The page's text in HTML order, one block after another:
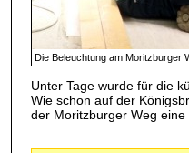
Die Beleuchtung am Moritzburger
Unter Tage wurde für die
Wie schon auf der
der Moritzburger Weg